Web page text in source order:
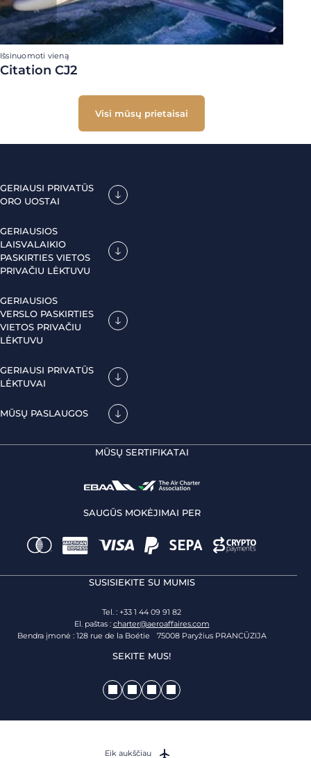
Išsinuomoti vieną
Citation CJ2
Visi mūsų prietaisai
GERIAUSI PRIVATŪS
ORO UOSTAI
GERIAUSIOS
LAISVALAIKIO
PASKIRTIES VIETOS
PRIVAČIU LĖKTUVU
GERIAUSIOS
VERSLO PASKIRTIES
VIETOS PRIVAČIU
LĖKTUVU
GERIAUSI PRIVATŪS
LĖKTUVAI
MŪSŲ PASLAUGOS
MŪSŲ SERTIFIKATAI
SAUGŪS MOKĖJIMAI PER
SUSISIEKITE SU MUMIS
Tel. : +33 1 44 09 91 82
El. paštas : charter@aeroaffaires.com
Bendra įmonė : 128 rue de la Boétie 75008 Paryžius PRANCŪZIJA
SEKITE MUS!
Eik aukščiau